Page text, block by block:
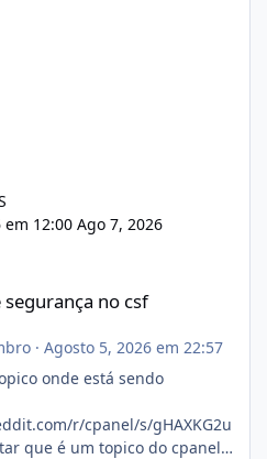
em 12:00 Ago 7, 2026
no csf
· Agosto 5, 2026 em 22:57
onde está sendo
r/cpanel/s/gHAXKG2u
que é um topico do cpanel...